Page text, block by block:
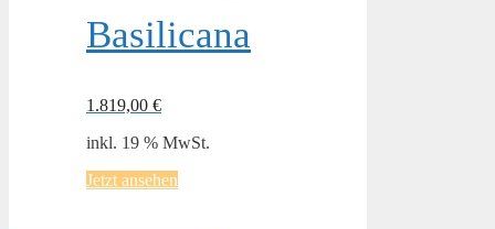
Basilicana
1.819,00 €
inkl. 19 % MwSt.
Jetzt ansehen